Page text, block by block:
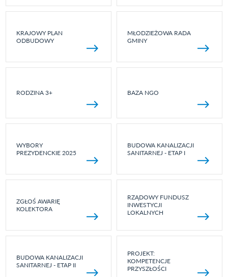
KRAJOWY PLAN
ODBUDOWY
MŁODZIEŻOWA RADA
GMINY
RODZINA 3+ BAZA NGO
WYBORY
PREZYDENCKIE 2025
BUDOWA KANALIZACJI
SANITARNEJ - ETAP I
ZGŁOŚ AWARIĘ
KOLEKTORA
RZĄDOWY FUNDUSZ
INWESTYCJI
LOKALNYCH
BUDOWA KANALIZACJI
SANITARNEJ - ETAP II
PROJEKT:
KOMPETENCJE
PRZYSZŁOŚCI